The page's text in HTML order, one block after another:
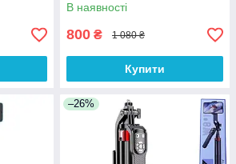
В наявності
800 ₴ 1 080 ₴
Купити
–26%